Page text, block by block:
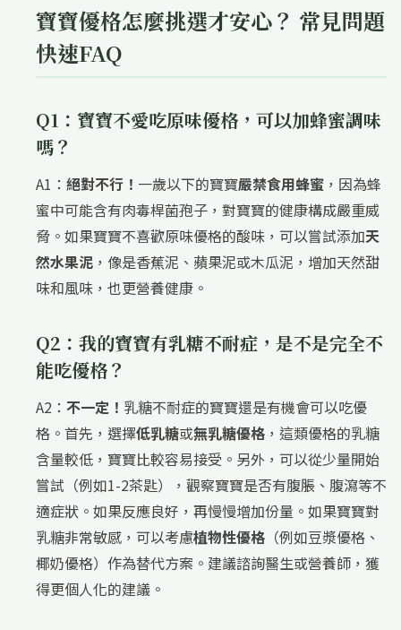
寶寶優格怎麼挑選才安心？ 常見問題
快速FAQ
Q1：寶寶不愛吃原味優格，可以加蜂蜜調味
嗎？
A1： 絕對不行！ 一歲以下的寶寶嚴禁食用蜂蜜 ，因為蜂
蜜中可能含有肉毒桿菌孢子，對寶寶的健康構成嚴重威
脅。如果寶寶不喜歡原味優格的酸味，可以嘗試添加天
然水果泥 ，像是香蕉泥、蘋果泥或木瓜泥，增加天然甜
味和風味，也更營養健康。
Q2：我的寶寶有乳糖不耐症，是不是完全不
能吃優格？
A2： 不一定！ 乳糖不耐症的寶寶還是有機會可以吃優
格。首先，選擇低乳糖或無乳糖優格 ，這類優格的乳糖
含量較低，寶寶比較容易接受。另外，可以從少量開始
嘗試（例如1-2茶匙），觀察寶寶是否有腹脹、腹瀉等不
適症狀。如果反應良好，再慢慢增加份量。如果寶寶對
乳糖非常敏感，可以考慮植物性優格 （例如豆漿優格、
椰奶優格）作為替代方案。建議諮詢醫生或營養師，獲
得更個人化的建議。